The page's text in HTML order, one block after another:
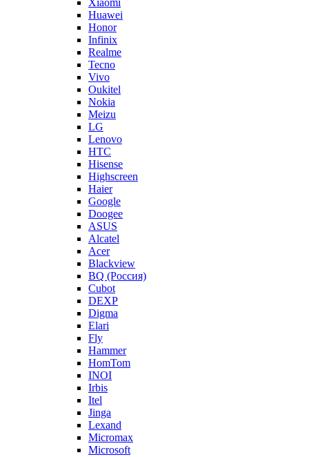
Xiaomi
Huawei
Honor
Infinix
Realme
Tecno
Vivo
Oukitel
Nokia
Meizu
LG
Lenovo
HTC
Hisense
Highscreen
Haier
Google
Doogee
ASUS
Alcatel
Acer
Blackview
BQ (Россия)
Cubot
DEXP
Digma
Elari
Fly
Hammer
HomTom
INOI
Irbis
Itel
Jinga
Lexand
Micromax
Microsoft